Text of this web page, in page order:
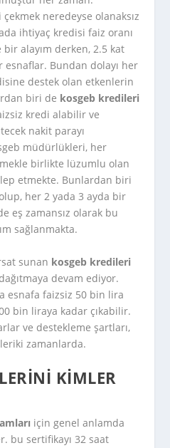
neredeyse olanaksız
ihtiyaç kredisi faiz oranı
bir alayım derken, 2.5 kat
Bundan dolayı her
destek olan etkenlerin
biri de kosgeb kredileri
kredi alabilir ve
nakit parayı
müdürlükleri, her
birlikte lüzumlu olan
etmekte. Bunlardan biri
her 2 yada 3 ayda bir
eş zamansız olarak bu
sağlanmakta.
sunan kosgeb kredileri
devam ediyor.
esnafa faizsiz 50 bin lira
bin liraya kadar çıkabilir.
ve destekleme şartları,
zamanlarda.
KIMLER
için genel anlamda
bu sertifikayı 32 saat